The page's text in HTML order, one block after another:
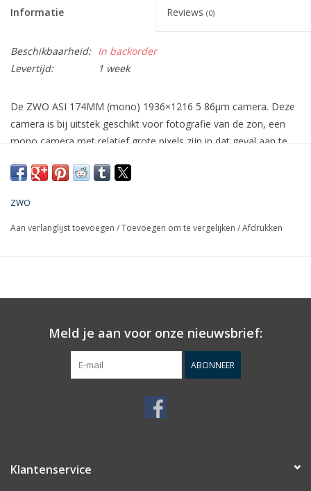
Informatie Reviews (0)
Beschikbaarheid: In backorder
Levertijd:
1 week
De ZWO ASI 174MM (mono) 1936×1216 5 86µm camera. Deze
camera is bij uitstek geschikt voor fotografie van de zon, een
mono camera met relatief grote pixels zijn in dat geval aan te
ZWO
Aan verlanglijst toevoegen /Toevoegen om te vergelijken /Afdrukken
Meld je aan voor onze nieuwsbrief:
ABONNEER
Klantenservice